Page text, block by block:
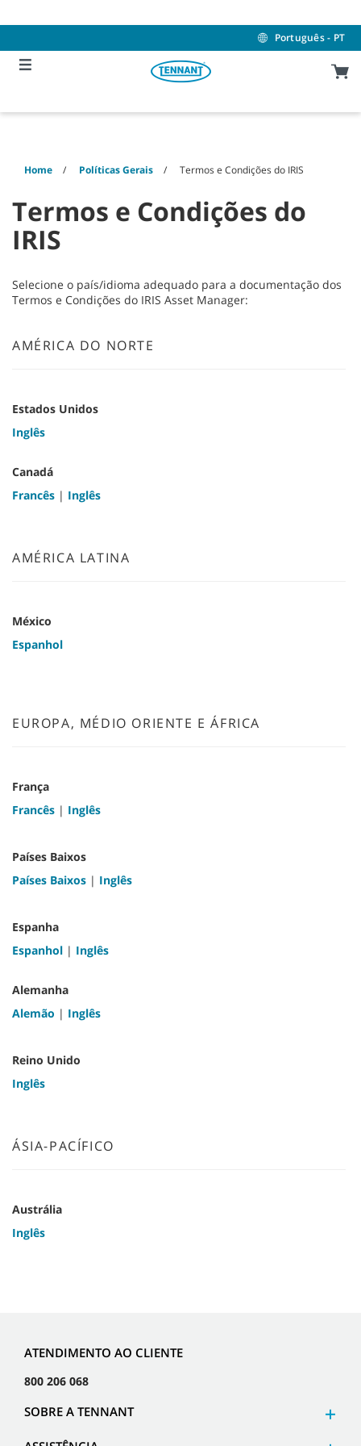
to
to
menu
Português - PT
Home Políticas Gerais Termos e Condições do IRIS
Termos e Condições do
IRIS
Selecione o país/idioma adequado para a documentação dos
Termos e Condições do IRIS Asset Manager:
AMÉRICA DO NORTE
Estados Unidos
Inglês
Canadá
Francês | Inglês
AMÉRICA LATINA
México
Espanhol
EUROPA, MÉDIO ORIENTE E ÁFRICA
França
Francês | Inglês
Países Baixos
Países Baixos | Inglês
Espanha
Espanhol | Inglês
Alemanha
Alemão | Inglês
Reino Unido
Inglês
ÁSIA-PACÍFICO
Austrália
Inglês
ATENDIMENTO AO CLIENTE
800 206 068
SOBRE A TENNANT